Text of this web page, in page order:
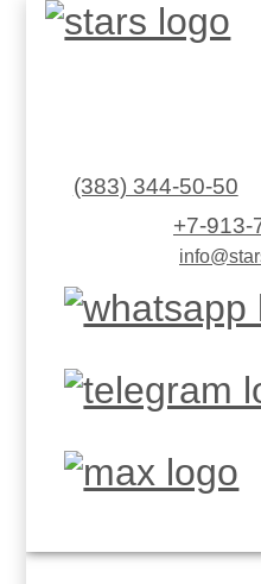
(383) 344-50-50
+7-913-